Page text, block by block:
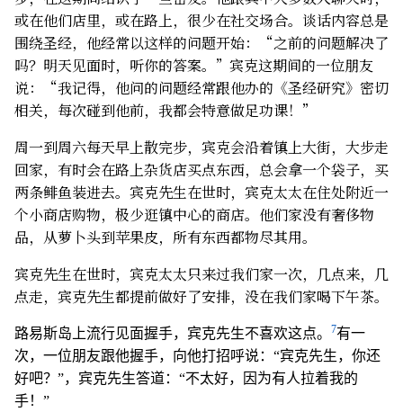
或在他们店里，或在路上，很少在社交场合。谈话内容总是
围绕圣经，他经常以这样的问题开始：“之前的问题解决了
吗？明天见面时，听你的答案。”宾克这期间的一位朋友
说：“我记得，他问的问题经常跟他办的《圣经研究》密切
相关，每次碰到他前，我都会特意做足功课！”
周一到周六每天早上散完步，宾克会沿着镇上大街，大步走
回家，有时会在路上杂货店买点东西，总会拿一个袋子，买
两条鲱鱼装进去。宾克先生在世时，宾克太太在住处附近一
个小商店购物，极少逛镇中心的商店。他们家没有奢侈物
品，从萝卜头到苹果皮，所有东西都物尽其用。
宾克先生在世时，宾克太太只来过我们家一次，几点来，几
点走，宾克先生都提前做好了安排，没在我们家喝下午茶。
路易斯岛上流行见面握手，宾克先生不喜欢这点。 7有一
次，一位朋友跟他握手，向他打招呼说：“宾克先生，你还
好吧？”，宾克先生答道：“不太好，因为有人拉着我的
手！”